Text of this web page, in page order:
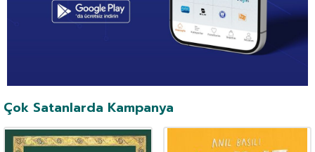
Çok Satanlarda Kampanya